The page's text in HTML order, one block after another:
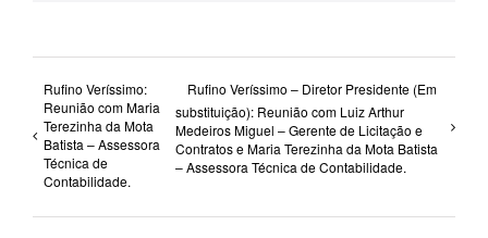
Rufino Veríssimo:
Reunião com Maria
Terezinha da Mota
Batista – Assessora
Técnica de
Contabilidade.
Rufino Veríssimo – Diretor Presidente (Em
substituição): Reunião com Luiz Arthur
Medeiros Miguel – Gerente de Licitação e
Contratos e Maria Terezinha da Mota Batista
– Assessora Técnica de Contabilidade.